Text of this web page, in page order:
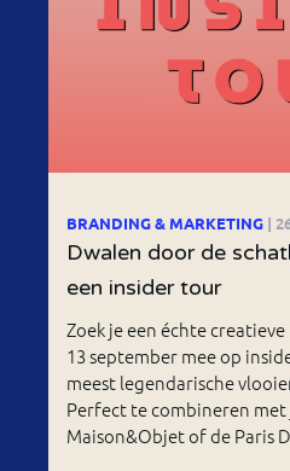
BRANDING & MARKETING |
Dwalen door de
een insider tour
Zoek je een échte
13 september mee op
meest legendarische
Perfect te combineren met
Maison&Objet of de Paris